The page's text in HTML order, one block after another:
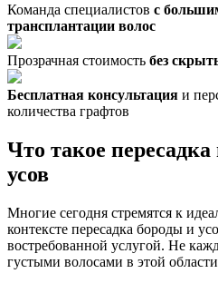
Команда специалистов с
трансплантации волос
Прозрачная стоимость без
Бесплатная консультация и
количества графтов
Что такое
усов
Многие сегодня стремятся к
контексте пересадка бороды и
востребованной услугой. Не
густыми волосами в этой